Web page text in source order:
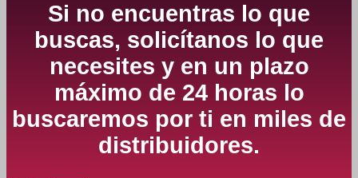
Si no encuentras lo que
buscas, solicítanos lo que
necesites y en un plazo
máximo de 24 horas lo
buscaremos por ti en miles de
distribuidores.